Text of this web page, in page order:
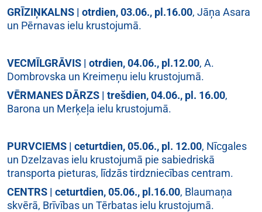
GRĪZIŅKALNS | otrdien, 03.06., pl.16.00, Jāņa Asara
un Pērnavas ielu krustojumā.
VECMĪLGRĀVIS | otrdien, 04.06., pl.12.00, A.
Dombrovska un Kreimeņu ielu krustojumā.
VĒRMANES DĀRZS | trešdien, 04.06., pl. 16.00,
Barona un Merķeļa ielu krustojumā.
PURVCIEMS | ceturtdien, 05.06., pl. 12.00, Nīcgales
un Dzelzavas ielu krustojumā pie sabiedriskā
transporta pieturas, līdzās tirdzniecības centram.
CENTRS | ceturtdien, 05.06., pl.16.00, Blaumaņa
skvērā, Brīvības un Tērbatas ielu krustojumā.